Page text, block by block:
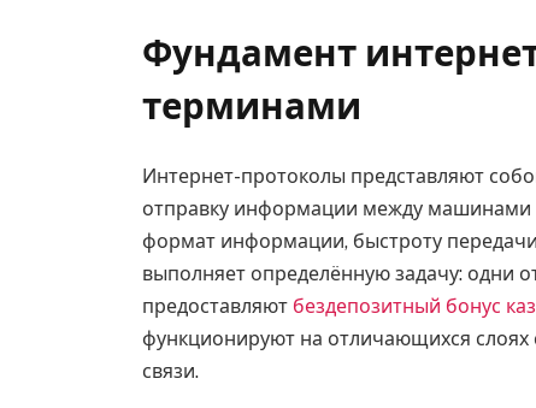
Фундамент
терминами
Интернет-протоколы представляют
отправку информации между машинами
формат информации, быстроту
выполняет определённую задачу: одни
предоставляют бездепозитный бонус
функционируют на отличающихся слоях
связи.